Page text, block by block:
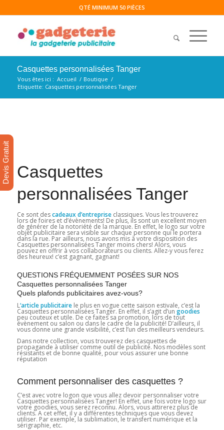
QTÉ MINIMUM 50 PIÈCES
Casquettes personnalisées Tanger
Vous êtes ici : Accueil / Boutique /
Etiquette: Casquettes personnalisées Tanger
Casquettes
personnalisées Tanger
Ce sont descadeaux d’entrepriseclassiques. Vous les trouverez
lors de foires et d’évènements! De plus, ils sont un excellent moyen
de générer de la notoriété de la marque. En effet, le logo sur votre
objet publicitaire sera visible sur chaque personne qui le portera
dans la rue. Par ailleurs, nous avons mis à votre disposition des
Casquettes personnalisées Tanger moins chers! Alors, vous
pouvez en offrir à vos collaborateurs ou clients. Allez-y vous ferez
des heureux! c’est gagnant, gagnant!
QUESTIONS FRÉQUEMMENT POSÉES SUR NOS
Casquettes personnalisées Tanger
Quels plafonds publicitaires avez-vous?
L‘article publicitairele plus en vogue cette saison estivale, c’est la
Casquettes personnalisées Tanger. En effet, il s’agit d’un goodies
peu couteux et utile. De ce faites sa promotion, lors de tout
évènement ou salon ou dans le cadre de la publicité! D’ailleurs, il
vous donne une grande visibilité, c’est l’un des meilleurs vendeurs.
Dans notre collection, vous trouverez des casquettes de
propagande à utiliser comme outil de publicité. Nos modèles sont
résistants et de bonne qualité, pour vous assurer une bonne
réputation
Comment personnaliser des casquettes ?
C’est avec votre logon que vous allez devoir personnaliser votre
Casquettes personnalisées Tanger! En effet, une fois votre logo sur
votre goodies, vous serez reconnu. Alors, vous attirerez plus de
clients. A cet effet, il y a différentes techniques que vous devez
utiliser. Par exemple, la sublimation, le transfert numérique et la
sérigraphie, etc.
Devis Gratuit